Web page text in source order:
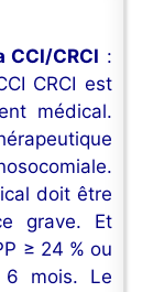
CRCI :
CRCI est
médical.
doit être
grave. Et
≥ 24 % ou
6 mois. Le